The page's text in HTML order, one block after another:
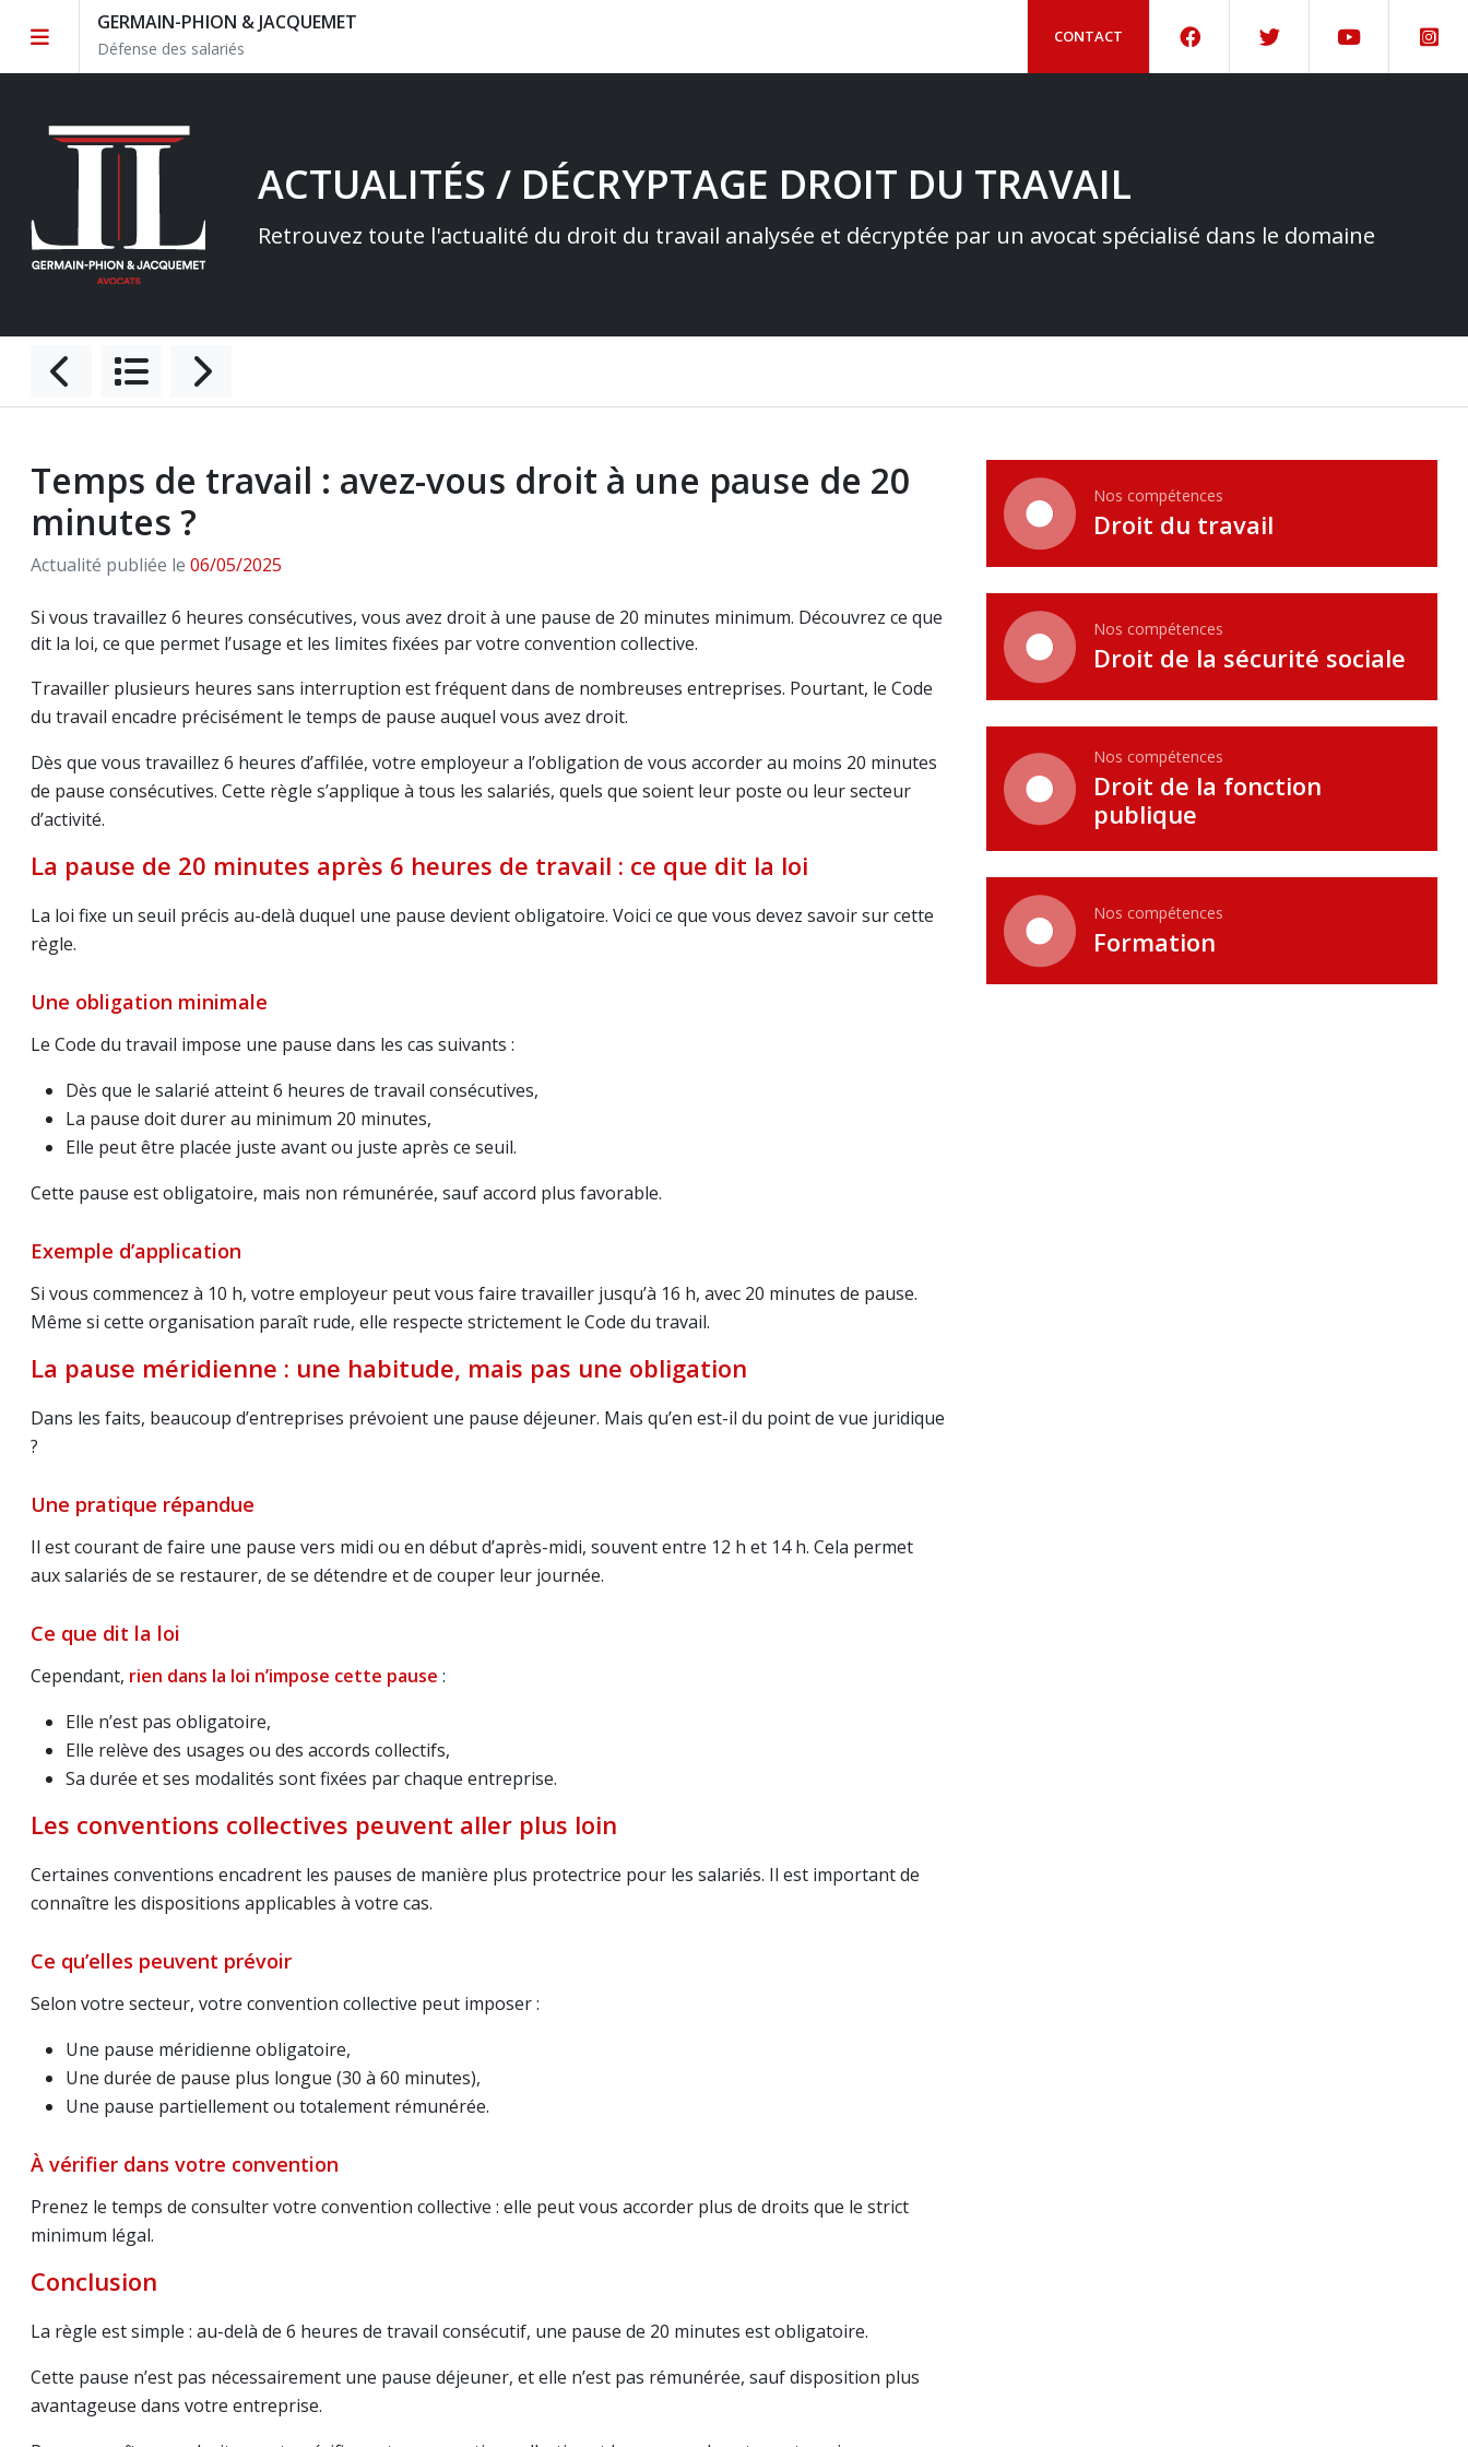
GERMAIN-PHION & JACQUEMET
Défense des salariés
CONTACT
ACTUALITÉS / DÉCRYPTAGE DROIT DU TRAVAIL
Retrouvez toute l'actualité du droit du travail analysée et décryptée par un avocat spécialisé dans le domaine
Temps de travail : avez-vous droit à une pause de 20
minutes ?
Actualité publiée le 06/05/2025
Si vous travaillez 6 heures consécutives, vous avez droit à une pause de 20 minutes minimum. Découvrez ce que
dit la loi, ce que permet l’usage et les limites fixées par votre convention collective.
Travailler plusieurs heures sans interruption est fréquent dans de nombreuses entreprises. Pourtant, le Code
du travail encadre précisément le temps de pause auquel vous avez droit.
Dès que vous travaillez 6 heures d’affilée, votre employeur a l’obligation de vous accorder au moins 20 minutes
de pause consécutives. Cette règle s’applique à tous les salariés, quels que soient leur poste ou leur secteur
d’activité.
La pause de 20 minutes après 6 heures de travail : ce que dit la loi
La loi fixe un seuil précis au-delà duquel une pause devient obligatoire. Voici ce que vous devez savoir sur cette
règle.
Une obligation minimale
Le Code du travail impose une pause dans les cas suivants :
Dès que le salarié atteint 6 heures de travail consécutives,
La pause doit durer au minimum 20 minutes,
Elle peut être placée juste avant ou juste après ce seuil.
Cette pause est obligatoire, mais non rémunérée, sauf accord plus favorable.
Exemple d’application
Si vous commencez à 10 h, votre employeur peut vous faire travailler jusqu’à 16 h, avec 20 minutes de pause.
Même si cette organisation paraît rude, elle respecte strictement le Code du travail.
La pause méridienne : une habitude, mais pas une obligation
Dans les faits, beaucoup d’entreprises prévoient une pause déjeuner. Mais qu’en est-il du point de vue juridique
?
Une pratique répandue
Il est courant de faire une pause vers midi ou en début d’après-midi, souvent entre 12 h et 14 h. Cela permet
aux salariés de se restaurer, de se détendre et de couper leur journée.
Ce que dit la loi
Cependant, rien dans la loi n’impose cette pause :
Elle n’est pas obligatoire,
Elle relève des usages ou des accords collectifs,
Sa durée et ses modalités sont fixées par chaque entreprise.
Les conventions collectives peuvent aller plus loin
Certaines conventions encadrent les pauses de manière plus protectrice pour les salariés. Il est important de
connaître les dispositions applicables à votre cas.
Ce qu’elles peuvent prévoir
Selon votre secteur, votre convention collective peut imposer :
Une pause méridienne obligatoire,
Une durée de pause plus longue (30 à 60 minutes),
Une pause partiellement ou totalement rémunérée.
À vérifier dans votre convention
Prenez le temps de consulter votre convention collective : elle peut vous accorder plus de droits que le strict
minimum légal.
Conclusion
La règle est simple : au-delà de 6 heures de travail consécutif, une pause de 20 minutes est obligatoire.
Cette pause n’est pas nécessairement une pause déjeuner, et elle n’est pas rémunérée, sauf disposition plus
avantageuse dans votre entreprise.
Nos compétences
Droit du travail
Nos compétences
Droit de la sécurité sociale
Nos compétences
Droit de la fonction
publique
Nos compétences
Formation